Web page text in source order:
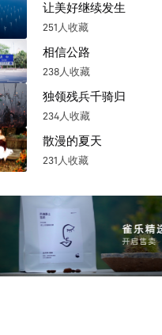
让美好继续发生
251人收藏
相信公路
238人收藏
独领残兵千骑归
234人收藏
散漫的夏天
231人收藏